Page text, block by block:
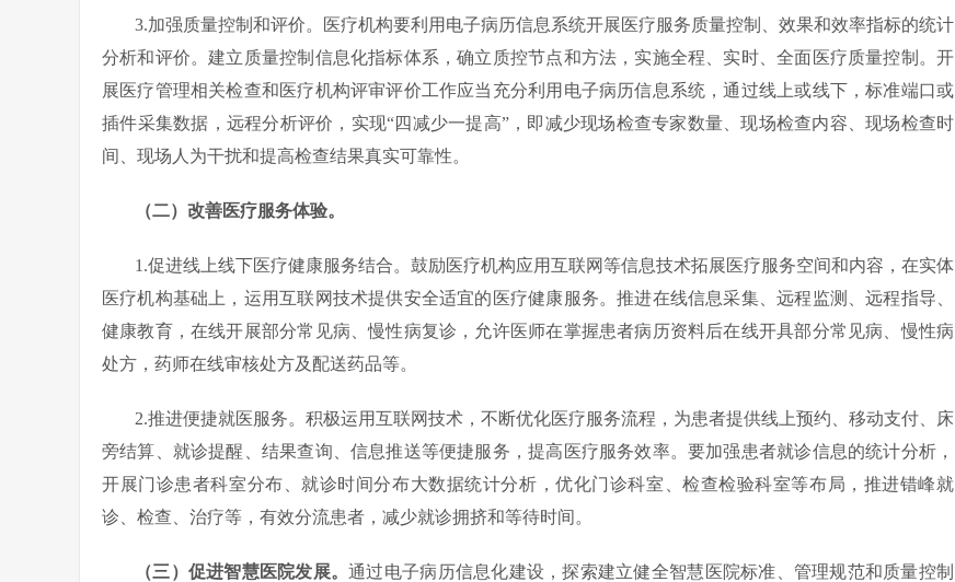
3.加强质量控制和评价。医疗机构要利用电子病历信息系统开展医疗服务质量控制、效果和效率指标的统计
分析和评价。建立质量控制信息化指标体系，确立质控节点和方法，实施全程、实时、全面医疗质量控制。开
展医疗管理相关检查和医疗机构评审评价工作应当充分利用电子病历信息系统，通过线上或线下，标准端口或
插件采集数据，远程分析评价，实现“四减少一提高”，即减少现场检查专家数量、现场检查内容、现场检查时
间、现场人为干扰和提高检查结果真实可靠性。
（二）改善医疗服务体验。
1.促进线上线下医疗健康服务结合。鼓励医疗机构应用互联网等信息技术拓展医疗服务空间和内容，在实体
医疗机构基础上，运用互联网技术提供安全适宜的医疗健康服务。推进在线信息采集、远程监测、远程指导、
健康教育，在线开展部分常见病、慢性病复诊，允许医师在掌握患者病历资料后在线开具部分常见病、慢性病
处方，药师在线审核处方及配送药品等。
2.推进便捷就医服务。积极运用互联网技术，不断优化医疗服务流程，为患者提供线上预约、移动支付、床
旁结算、就诊提醒、结果查询、信息推送等便捷服务，提高医疗服务效率。要加强患者就诊信息的统计分析，
开展门诊患者科室分布、就诊时间分布大数据统计分析，优化门诊科室、检查检验科室等布局，推进错峰就
诊、检查、治疗等，有效分流患者，减少就诊拥挤和等待时间。
（三）促进智慧医院发展。通过电子病历信息化建设，探索建立健全智慧医院标准、管理规范和质量控制